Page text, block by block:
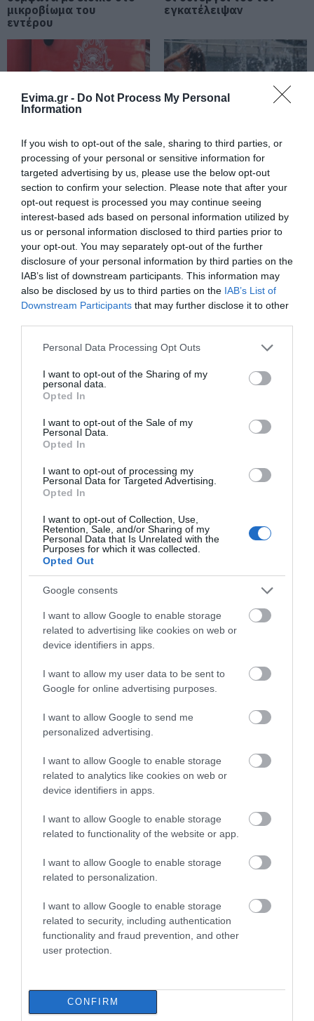
Evima.gr - Do Not Process My Personal
Information
If you wish to opt-out of the sale, sharing to third parties, or
processing of your personal or sensitive information for
targeted advertising by us, please use the below opt-out
section to confirm your selection. Please note that after your
opt-out request is processed you may continue seeing
interest-based ads based on personal information utilized by
us or personal information disclosed to third parties prior to
your opt-out. You may separately opt-out of the further
disclosure of your personal information by third parties on the
IAB’s list of downstream participants. This information may
also be disclosed by us to third parties on the IAB’s List of
Downstream Participants that may further disclose it to other
Please note that this website/app uses one or more Google
not limited to your visit or usage behaviour. You may click to
grant or deny consent to Google and its third-party tags to
use your data for below specified purposes in below Google
consent section.
Personal Data Processing Opt Outs
I want to opt-out of the Sharing of my
personal data.
Opted In
I want to opt-out of the Sale of my
Personal Data.
Opted In
I want to opt-out of processing my
Personal Data for Targeted Advertising.
Opted In
I want to opt-out of Collection, Use,
Retention, Sale, and/or Sharing of my
Personal Data that Is Unrelated with the
Purposes for which it was collected.
Opted Out
Google consents
I want to allow Google to enable storage
related to advertising like cookies on web or
device identifiers in apps.
I want to allow my user data to be sent to
Google for online advertising purposes.
I want to allow Google to send me
personalized advertising.
I want to allow Google to enable storage
related to analytics like cookies on web or
device identifiers in apps.
I want to allow Google to enable storage
related to functionality of the website or app.
I want to allow Google to enable storage
related to personalization.
I want to allow Google to enable storage
related to security, including authentication
functionality and fraud prevention, and other
user protection.
CONFIRM
Θρήνος στην Εύβοια: Έφυγε από
τη ζωή ο 37χρονος που είχε
τροχαίο με αγριογούρουνο
06.08.2026 | 20:20
Νέο σοβαρό τροχαίο στην Εύβοια:
Τούμπαρε αυτοκίνητο
Έσπασαν πιάτα στο κεφάλι του
Αταμάν – Βίντεο από τη Σύμη
06.08.2026 | 19:40
Φωτιά στη Σκύρο: Συνεχίζει να
καίει στο Νησί, συγκλονιστική
μαρτυρία – Νέες εικόνες και
βίντεο
Ξεκινάει τεράστιο έργο αξίας
06.08.2026 | 19:20
Ο μεγαλύτερος αυτοκινητόδρομος
στην Ελλάδα – Πού θα γίνει
06.08.2026 | 19:00
μικροβίωμα του
εντέρου
εγκατέλειψαν
Προφυλακίστηκε ο
44χρονος για τη φωτιά
στη Κεφαλονιά
Έρχεται ισχυρό κύμα
ζέστης: Πότε η
θερμοκρασία θα
χτυπήσει 40άρια
Προφυλακιστέος ο
Αφγανός για τη
Βρετανίδας –
Συγκλονιστική
κατάθεση της συζύγου
Εορτολόγιο: Ποιοι
γιορτάζουν σήμερα,
Πέμπτη 6 Αυγούστου